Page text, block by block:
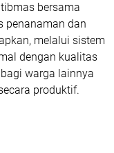
bersama
penanaman dan
melalui sistem
dengan kualitas
warga lainnya
produktif.